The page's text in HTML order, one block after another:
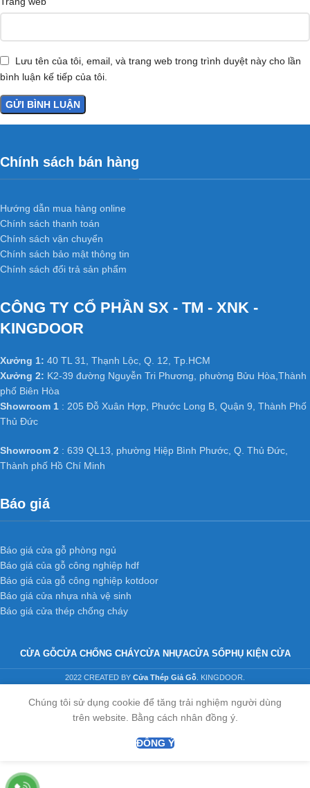
Lưu tên của tôi, email, và trang web trong trình duyệt này cho lần
bình luận kế tiếp của tôi.
Chính sách bán hàng
Hướng dẫn mua hàng online
Chính sách thanh toán
Chính sách vận chuyển
Chính sách bảo mật thông tin
Chính sách đổi trả sản phẩm
CÔNG TY CỔ PHẦN SX - TM - XNK -
KINGDOOR
Xưởng 1: 40 TL 31, Thạnh Lộc, Q. 12, Tp.HCM
Xưởng 2: K2-39 đường Nguyễn Tri Phương, phường Bửu Hòa,Thành
phố Biên Hòa
Showroom 1 : 205 Đỗ Xuân Hợp, Phước Long B, Quận 9, Thành Phố
Thủ Đức
Showroom 2 : 639 QL13, phường Hiệp Bình Phước, Q. Thủ Đức,
Thành phố Hồ Chí Minh
Báo giá
Báo giá cửa gỗ phòng ngủ
Báo giá của gỗ công nghiệp hdf
Báo giá của gỗ công nghiệp kotdoor
Báo giá cửa nhựa nhà vệ sinh
Báo giá cửa thép chống cháy
CỬA GỖCỬA CHỐNG CHÁYCỬA NHỰACỬA SỔPHỤ KIỆN CỬA
2022 CREATED BY Cửa Thép Giả Gỗ . KINGDOOR.
Chúng tôi sử dụng cookie để tăng trải nghiệm người dùng
trên website. Bằng cách nhân đồng ý.
ĐỒNG Ý